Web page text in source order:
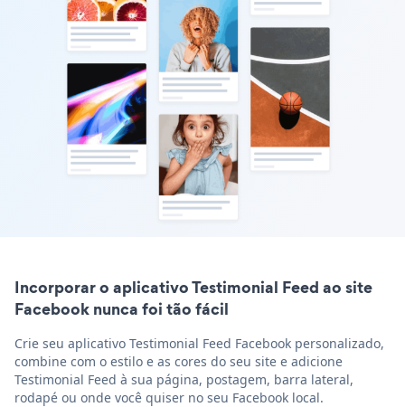
Incorporar o aplicativo Testimonial Feed ao site
Facebook nunca foi tão fácil
Crie seu aplicativo Testimonial Feed Facebook personalizado,
combine com o estilo e as cores do seu site e adicione
Testimonial Feed à sua página, postagem, barra lateral,
rodapé ou onde você quiser no seu Facebook local.